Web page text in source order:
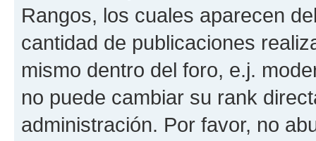
Rangos, los cuales aparecen
cantidad de publicaciones
mismo dentro del foro, e.j.
no puede cambiar su rank
administración. Por favor, no